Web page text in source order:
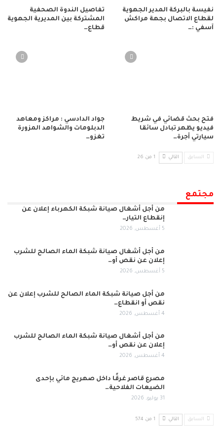
نفيسة بالبركة المدير الجهوية
لقطاع الاتصال بجهة مراكش
آسفي :…
تفاصيل الندوة الصحفية
المشتركة بين المديرية الجهوية
قطاع…
فتح بحث قضائي في شريط
فيديو يظهر تبادل سائقا
سيارتي أجرة…
جواد الدادسي : مراكز ومعاهد
الدبلومات والشواهد المزورة
تغزو…
السابق التالي 1 من 26
مجتمع
من أجل أشغال صيانة شبكة الكهرباء إعلان عن
إنقطاع التيار…
5 أغسطس, 2026
من أجل أشغال صيانة شبكة الماء الصالح للشرب
إعلان عن نقص أو…
5 أغسطس, 2026
من أجل صيانة شبكة الماء الصالح للشرب إعلان عن
نقص أو انقطاع…
4 أغسطس, 2026
من أجل أشغال صيانة شبكة الماء الصالح للشرب
إعلان عن نقص أو…
4 أغسطس, 2026
مصرع قاصر غرقًا داخل صهريج مائي بإحدى
الضيعات الفلاحية…
31 يوليو, 2026
السابق التالي 1 من 574